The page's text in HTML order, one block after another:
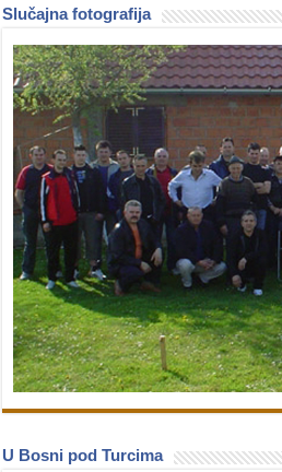
Slučajna fotografija
U Bosni pod Turcima